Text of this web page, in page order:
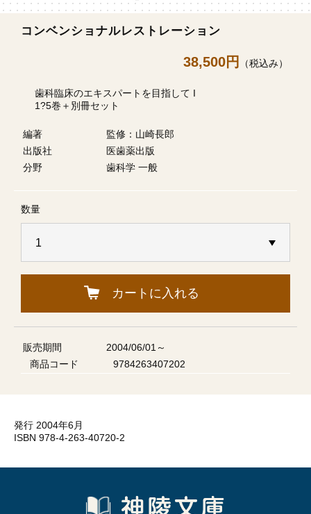
コンベンショナルレストレーション
38,500円 （税込み）
歯科臨床のエキスパートを目指して I
1?5巻＋別冊セット
編著
監修：山崎長郎
出版社
医歯薬出版
分野
歯科学 一般
数量
カートに入れる
販売期間
2004/06/01～
商品コード
9784263407202
発行 2004年6月
ISBN 978-4-263-40720-2